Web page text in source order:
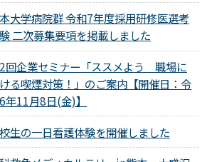
大学病院群 令和7年度採用研修医選考
二次募集要項を掲載しました
回企業セミナー「ススメよう 職場に
る喫煙対策！」のご案内【開催日：令
年11月8日(金)】
生の一日看護体験を開催しました